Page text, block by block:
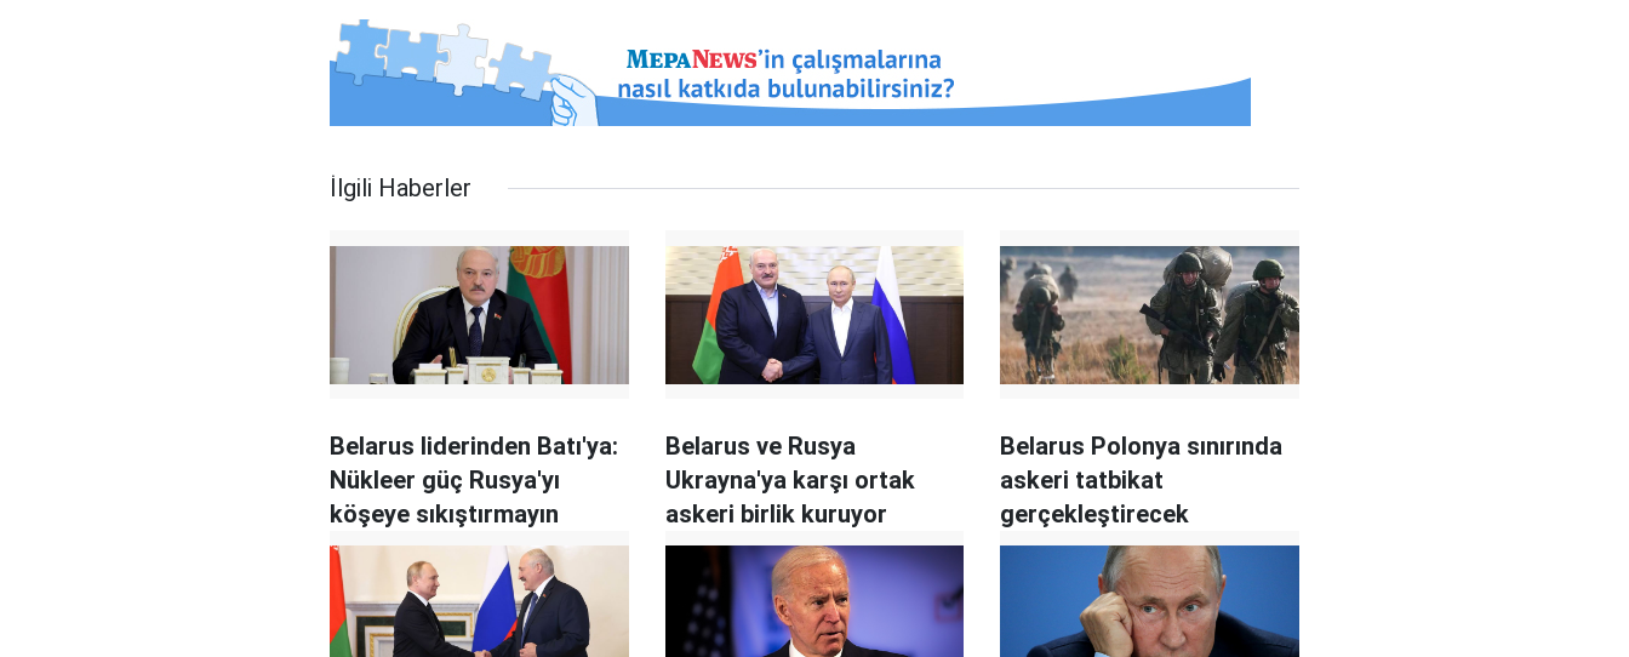
İlgili Haberler
Belarus liderinden Batı'ya:
Nükleer güç Rusya'yı
köşeye sıkıştırmayın
Belarus ve Rusya
Ukrayna'ya karşı ortak
askeri birlik kuruyor
Belarus Polonya sınırında
askeri tatbikat
gerçekleştirecek